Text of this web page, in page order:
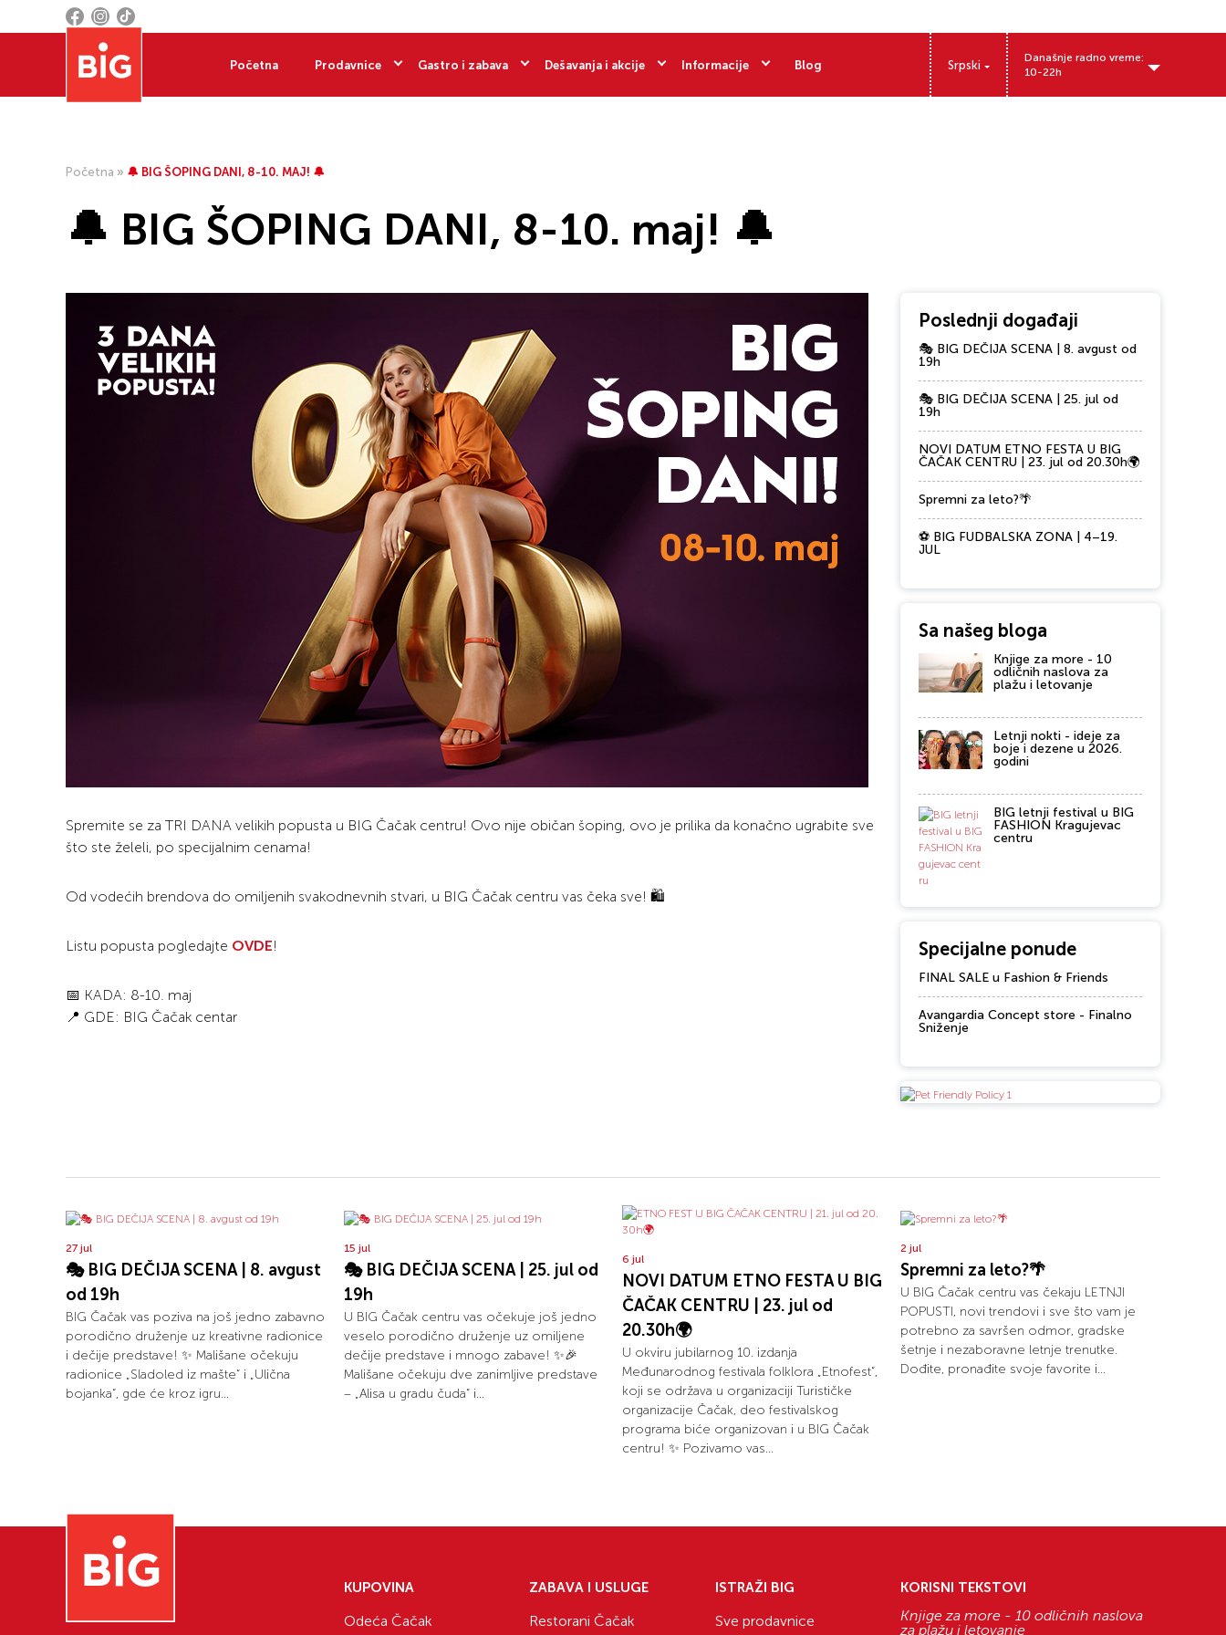
Početna Prodavnice Gastro i zabava Dešavanja i akcije Informacije Blog Srpski
Današnje radno vreme:
10-22h
Početna » 🔔 BIG ŠOPING DANI, 8-10. MAJ! 🔔
🔔 BIG ŠOPING DANI, 8-10. maj! 🔔
Spremite se za TRI DANA velikih popusta u BIG Čačak centru! Ovo nije običan šoping, ovo je prilika da konačno ugrabite sve
što ste želeli, po specijalnim cenama!
Od vodećih brendova do omiljenih svakodnevnih stvari, u BIG Čačak centru vas čeka sve! 🛍️
Listu popusta pogledajte OVDE!
📅 KADA: 8-10. maj
📍 GDE: BIG Čačak centar
Poslednji događaji
🎭 BIG DEČIJA SCENA | 8. avgust od
19h
🎭 BIG DEČIJA SCENA | 25. jul od
19h
NOVI DATUM ETNO FESTA U BIG
ČAČAK CENTRU | 23. jul od 20.30h🌍
Spremni za leto?🌴
⚽ BIG FUDBALSKA ZONA | 4–19.
JUL
Sa našeg bloga
Knjige za more - 10
odličnih naslova za
plažu i letovanje
Letnji nokti - ideje za
boje i dezene u 2026.
godini
BIG letnji festival u BIG
FASHION Kragujevac
centru
Specijalne ponude
FINAL SALE u Fashion & Friends
Avangardia Concept store - Finalno
Sniženje
27 jul
🎭 BIG DEČIJA SCENA | 8. avgust
od 19h
BIG Čačak vas poziva na još jedno zabavno
porodično druženje uz kreativne radionice
i dečije predstave! ✨ Mališane očekuju
radionice „Sladoled iz mašte“ i „Ulična
bojanka“, gde će kroz igru...
15 jul
🎭 BIG DEČIJA SCENA | 25. jul od
19h
U BIG Čačak centru vas očekuje još jedno
veselo porodično druženje uz omiljene
dečije predstave i mnogo zabave! ✨🎉
Mališane očekuju dve zanimljive predstave
– „Alisa u gradu čuda“ i...
6 jul
NOVI DATUM ETNO FESTA U BIG
ČAČAK CENTRU | 23. jul od
20.30h🌍
U okviru jubilarnog 10. izdanja
Međunarodnog festivala folklora „Etnofest“,
koji se održava u organizaciji Turističke
organizacije Čačak, deo festivalskog
programa biće organizovan i u BIG Čačak
centru! ✨ Pozivamo vas...
2 jul
Spremni za leto?🌴
U BIG Čačak centru vas čekaju LETNJI
POPUSTI, novi trendovi i sve što vam je
potrebno za savršen odmor, gradske
šetnje i nezaboravne letnje trenutke.
Dođite, pronađite svoje favorite i...
KUPOVINA
Odeća Čačak
ZABAVA I USLUGE
Restorani Čačak
ISTRAŽI BIG
Sve prodavnice
KORISNI TEKSTOVI
Knjige za more - 10 odličnih naslova
za plažu i letovanje